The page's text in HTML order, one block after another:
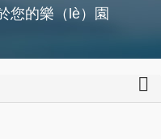
您的樂（lè）園